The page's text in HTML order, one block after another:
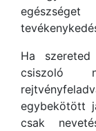
Ha szereted
csiszoló
egybekötött
csak